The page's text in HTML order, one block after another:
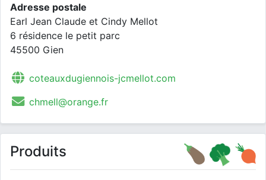
Adresse postale
Earl Jean Claude et Cindy Mellot
6 résidence le petit parc
45500 Gien
coteauxdugiennois-jcmellot.com
chmell@orange.fr
Produits